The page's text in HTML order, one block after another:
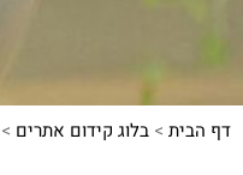
דף הבית > בלוג קידום אתרים >